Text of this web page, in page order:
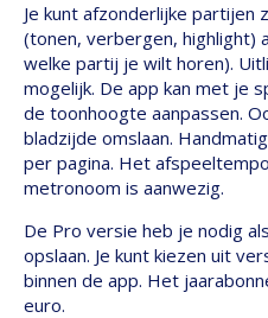
Je kunt afzonderlijke partijen
(tonen, verbergen, highlight)
welke partij je wilt horen).
mogelijk. De app kan met je
de toonhoogte aanpassen.
bladzijde omslaan.
per pagina. Het
metronoom is aanwezig.
De Pro versie heb je nodig
opslaan. Je kunt kiezen uit
binnen de app. Het
euro.